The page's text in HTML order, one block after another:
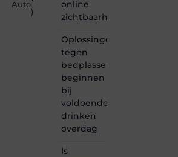
Auto
)
online
zichtbaarheid
Oplossingen
tegen
bedplassen
beginnen
bij
voldoende
drinken
overdag
Is